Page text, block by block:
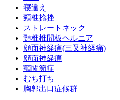
寝違え
頸椎捻挫
ストレートネック
頸椎椎間板ヘルニア
顔面神経痛(三叉神経痛)
顔面神経痛
顎関節症
むち打ち
胸郭出口症候群